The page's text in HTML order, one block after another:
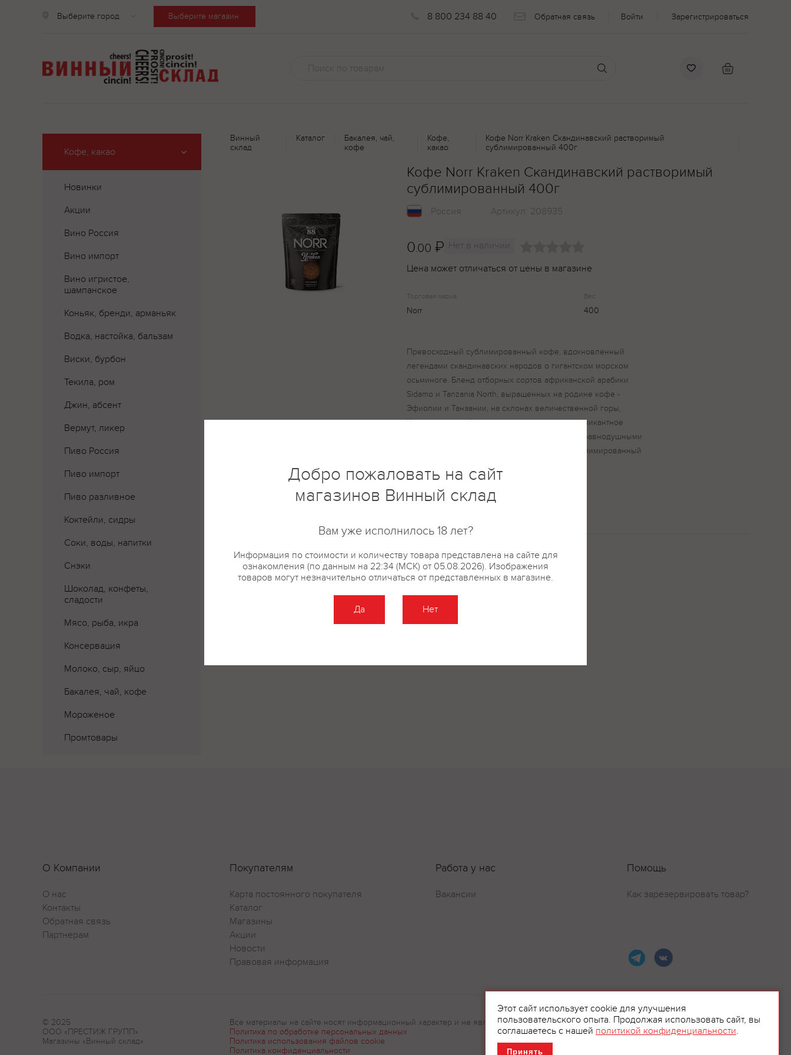
Выберите город Выберите магазин 8 800 234 88 40 Обратная связь Войти Зарегистрироваться
Кофе, какао
Новинки
Акции
Вино Россия
Вино импорт
Вино игристое,
шампанское
Коньяк, бренди, арманьяк
Водка, настойка, бальзам
Виски, бурбон
Текила, ром
Джин, абсент
Вермут, ликер
Пиво Россия
Пиво импорт
Пиво разливное
Коктейли, сидры
Соки, воды, напитки
Снэки
Шоколад, конфеты,
сладости
Мясо, рыба, икра
Консервация
Молоко, сыр, яйцо
Бакалея, чай, кофе
Мороженое
Промтовары
Винный
склад
Каталог
Бакалея, чай,
кофе
Кофе,
какао
Кофе Norr Kraken Скандинавский растворимый
сублимированный 400г
Кофе Norr Kraken Скандинавский растворимый
сублимированный 400г
Россия Артикул: 208935
0.00 ₽ Нет в наличии
Цена может отличаться от цены в магазине
Торговая марка
Norr
Вес
400
Превосходный сублимированный кофе, вдохновленный
легендами скандинавских народов о гигантском морском
осьминоге. Бленд отборных сортов африканской арабики
Sidamo и Tanzania North, выращенных на родине кофе -
Эфиопии и Танзании, на склонах величественной горы,
Килиманджаро. Аромат с нотками шоколада и пикантное
послевкусие с оттенками миндаля не оставят равнодушными
даже истинных кофейных гурманов. Кофе сублимированный
О Компании
О нас
Контакты
Обратная связь
Партнерам
Покупателям
Карта постоянного покупателя
Каталог
Магазины
Акции
Новости
Правовая информация
Работа у нас
Вакансии
Помощь
Как зарезервировать товар?
© 2025
ООО «ПРЕСТИЖ ГРУПП»
Магазины «Винный склад»
Все материалы на сайте носят информационный характер и не являются рекламой.
Политика по обработке персональных данных
Политика использования файлов cookie
Политика конфиденциальности
Этот сайт использует cookie для улучшения
пользовательского опыта. Продолжая использовать сайт, вы
соглашаетесь с нашей политикой конфиденциальности.
Принять
Добро пожаловать на сайт
магазинов Винный склад
Вам уже исполнилось 18 лет?
Информация по стоимости и количеству товара представлена на сайте для
ознакомления (по данным на 22:34 (МСК) от 05.08.2026). Изображения
товаров могут незначительно отличаться от представленных в магазине.
Да Нет